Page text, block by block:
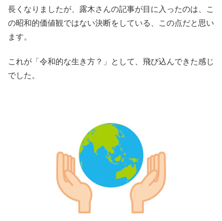
長くなりましたが、露木さんの記事が目に入ったのは、こ
の昭和的価値観ではない決断をしている、この点だと思い
ます。
これが「令和的な生き方？」として、飛び込んできた感じ
でした。